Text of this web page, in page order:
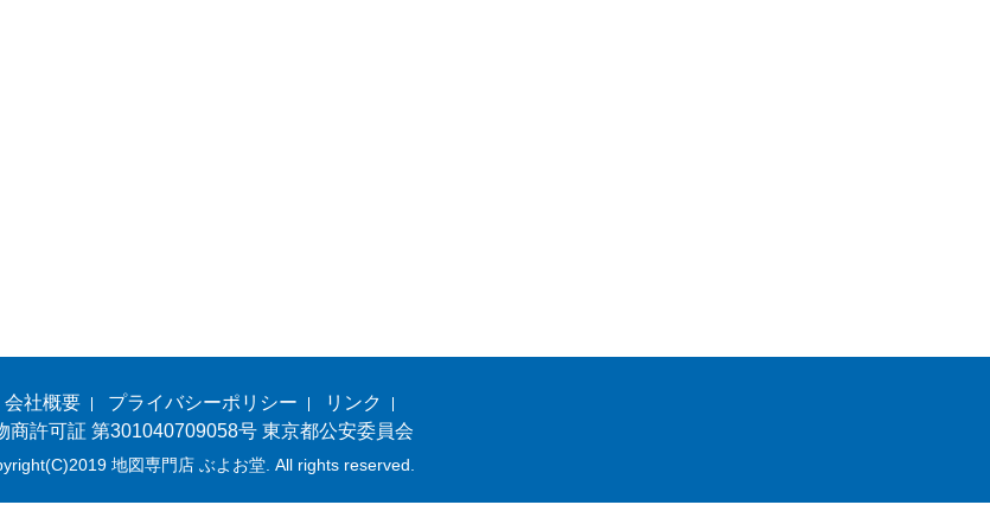
会社概要 プライバシーポリシー
リンク
商許可証 第301040709058号 東京都公安委員会
地図専門店 ぶよお堂. All rights reserved.